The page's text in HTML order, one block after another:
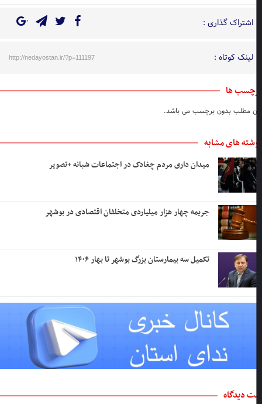
اشتراک گذاری :
لینک کوتاه : http://nedayostan.ir/?p=111197
ها
مطلب بدون برچسب می باشد.
های مشابه
میدان داری مردم چغادک در اجتماعات شبانه +تصویر
جریمه چهار هزار میلیاردی متخلفان اقتصادی در بوشهر
تکمیل سه بیمارستان بزرگ بوشهر تا بهار ۱۴۰۶
دیدگاه